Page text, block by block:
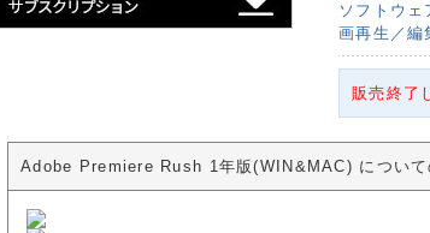
ソフトウェ
画再生／編
販売終了
Adobe Premiere Rush 1年版(WIN&MAC) について